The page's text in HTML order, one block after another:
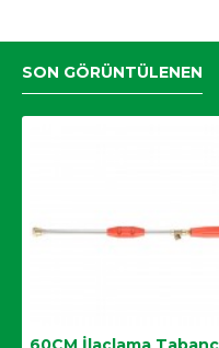
SON GÖRÜNTÜLENEN